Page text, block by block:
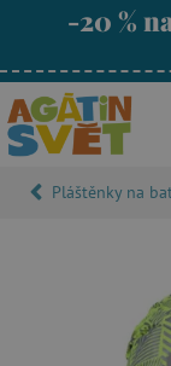
-20 %
Pláštěnky na